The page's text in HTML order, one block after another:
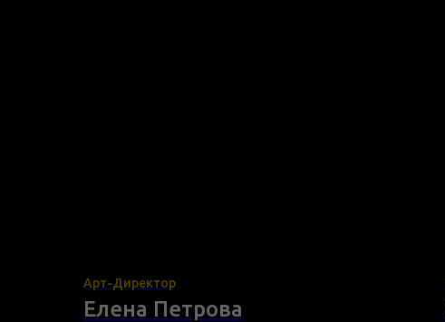
Арт-Директор
Елена Петрова